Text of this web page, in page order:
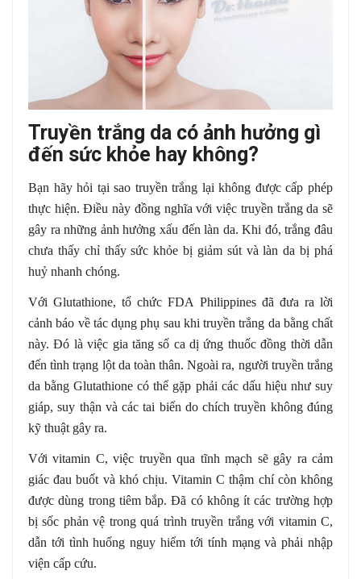
Truyền trắng da có ảnh hưởng gì
đến sức khỏe hay không?
Bạn hãy hỏi tại sao truyền trắng lại không được cấp phép
thực hiện. Điều này đồng nghĩa với việc truyền trắng da sẽ
gây ra những ảnh hưởng xấu đến làn da. Khi đó, trắng đâu
chưa thấy chỉ thấy sức khỏe bị giảm sút và làn da bị phá
huỷ nhanh chóng.
Với Glutathione, tổ chức FDA Philippines đã đưa ra lời
cảnh báo về tác dụng phụ sau khi truyền trắng da bằng chất
này. Đó là việc gia tăng số ca dị ứng thuốc đồng thời dẫn
đến tình trạng lột da toàn thân. Ngoài ra, người truyền trắng
da bằng Glutathione có thể gặp phải các dấu hiệu như suy
giáp, suy thận và các tai biến do chích truyền không đúng
kỹ thuật gây ra.
Với vitamin C, việc truyền qua tĩnh mạch sẽ gây ra cảm
giác đau buốt và khó chịu. Vitamin C thậm chí còn không
được dùng trong tiêm bắp. Đã có không ít các trường hợp
bị sốc phản vệ trong quá trình truyền trắng với vitamin C,
dẫn tới tình huống nguy hiểm tới tính mạng và phải nhập
viện cấp cứu.